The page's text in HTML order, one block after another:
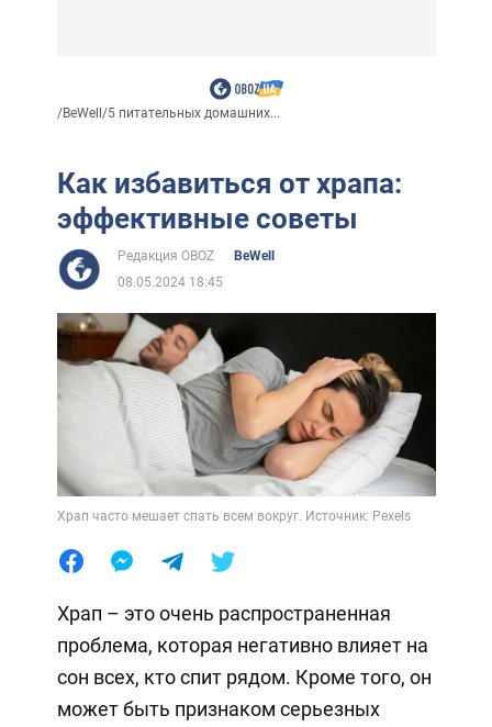
/BeWell /5 питательных домашних...
Как избавиться от храпа:
эффективные советы
Редакция OBOZ
BeWell
08.05.2024 18:45
Храп часто мешает спать всем вокруг. Источник: Pexels
Храп – это очень распространенная
проблема, которая негативно влияет на
сон всех, кто спит рядом. Кроме того, он
может быть признаком серьезных